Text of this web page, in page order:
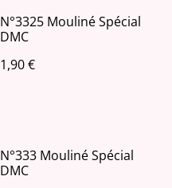
N°3325 Mouliné Spécial
DMC
1,90 €
N°333 Mouliné Spécial
DMC